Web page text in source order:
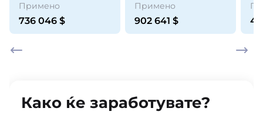
Примено
736 046 $
Примено
902 641 $
Како ќе заработувате?